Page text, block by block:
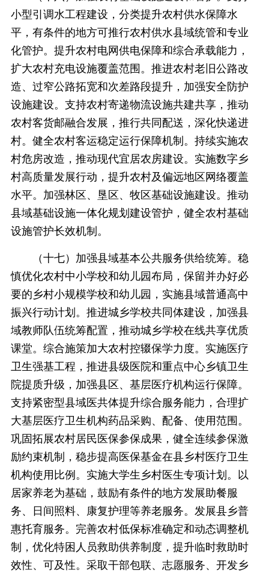
小型引调水工程建设，分类提升农村供水保障水
平，有条件的地方可推行农村供水县域统管和专业
化管护。提升农村电网供电保障和综合承载能力，
扩大农村充电设施覆盖范围。推进农村老旧公路改
造、过窄公路拓宽和次差路段提升，加强安全防护
设施建设。支持农村寄递物流设施共建共享，推动
农村客货邮融合发展，推行共同配送，深化快递进
村。健全农村客运稳定运行保障机制。持续实施农
村危房改造，推动现代宜居农房建设。实施数字乡
村高质量发展行动，提升农村及偏远地区网络覆盖
水平。加强林区、垦区、牧区基础设施建设。推动
县域基础设施一体化规划建设管护，健全农村基础
设施管护长效机制。
（十七）加强县域基本公共服务供给统筹。稳
慎优化农村中小学校和幼儿园布局，保留并办好必
要的乡村小规模学校和幼儿园，实施县域普通高中
振兴行动计划。推进城乡学校共同体建设，加强县
域教师队伍统筹配置，推动城乡学校在线共享优质
课堂。综合施策加大农村控辍保学力度。实施医疗
卫生强基工程，推进县级医院和重点中心乡镇卫生
院提质升级，加强县区、基层医疗机构运行保障。
支持紧密型县域医共体提升综合服务能力，合理扩
大基层医疗卫生机构药品采购、配备、使用范围。
巩固拓展农村居民医保参保成果，健全连续参保激
励约束机制，稳步提高医保基金在县乡村医疗卫生
机构使用比例。实施大学生乡村医生专项计划。以
居家养老为基础，鼓励有条件的地方发展助餐服
务、日间照料、康复护理等养老服务。发展县乡普
惠托育服务。完善农村低保标准确定和动态调整机
制，优化特困人员救助供养制度，提升临时救助时
效性、可及性。采取干部包联、志愿服务、开发乡